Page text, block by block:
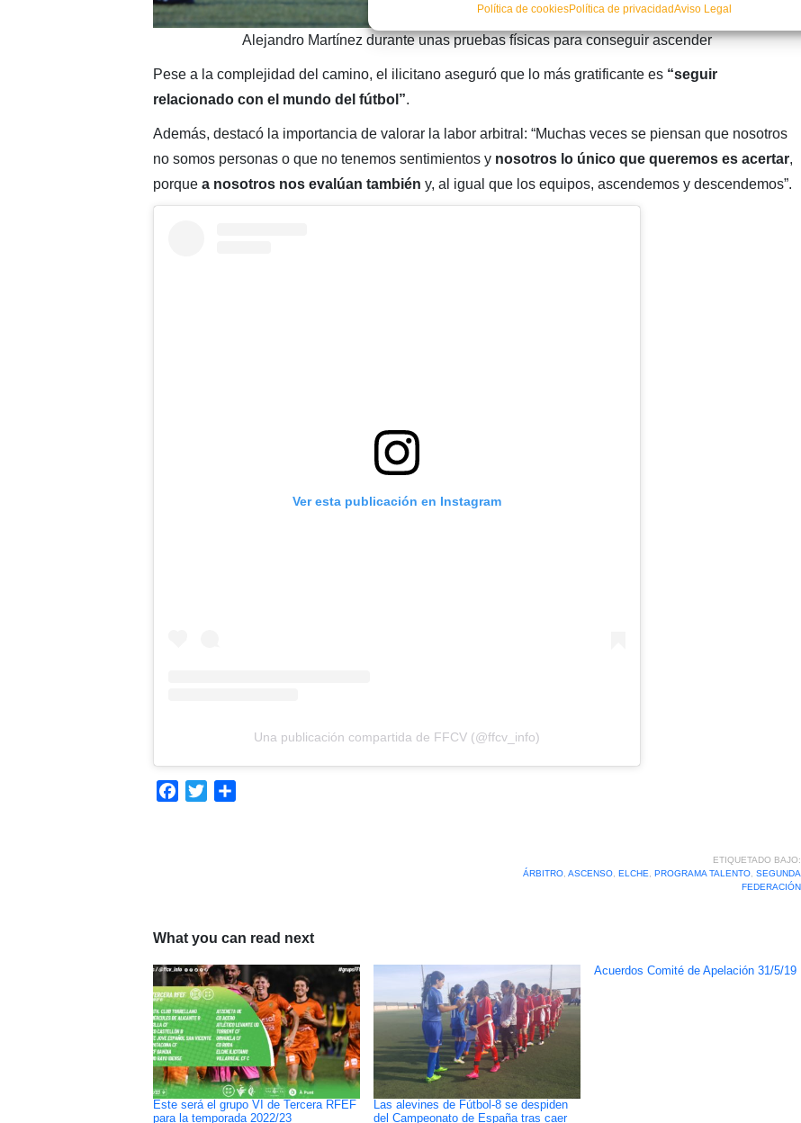
Política de cookiesPolítica de privacidadAviso Legal
Alejandro Martínez durante unas pruebas físicas para conseguir ascender
Pese a la complejidad del camino, el ilicitano aseguró que lo más gratificante es “seguir
relacionado con el mundo del fútbol”.
Además, destacó la importancia de valorar la labor arbitral: “Muchas veces se piensan que nosotros
no somos personas o que no tenemos sentimientos y nosotros lo único que queremos es acertar,
porque a nosotros nos evalúan también y, al igual que los equipos, ascendemos y descendemos”.
Ver esta publicación en Instagram
Una publicación compartida de FFCV (@ffcv_info)
Facebook
Twitter
ETIQUETADO BAJO:
ÁRBITRO, ASCENSO, ELCHE PROGRAMA TALENTO, SEGUNDA
FEDERACIÓN
What you can read next
Este será el grupo VI de Tercera RFEF
para la temporada 2022/23
Las alevines de Fútbol-8 se despiden
del Campeonato de España tras caer
Acuerdos Comité de Apelación 31/5/19